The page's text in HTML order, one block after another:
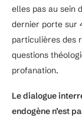
elles pas au sein
dernier porte sur
particulières des
questions
profanation.
Le dialogue
endogène n’est